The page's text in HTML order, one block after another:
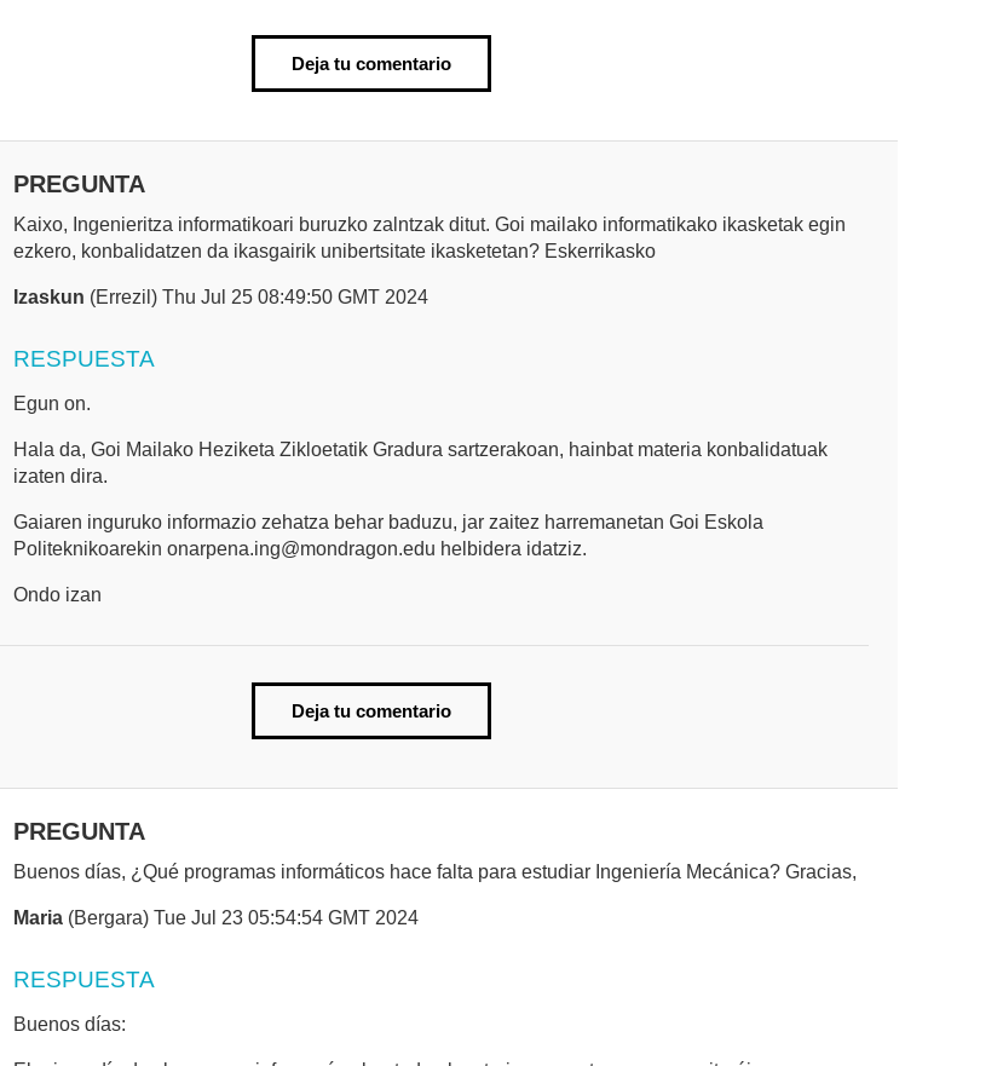
Deja tu comentario
PREGUNTA
Kaixo, Ingenieritza informatikoari buruzko zalntzak ditut. Goi mailako informatikako ikasketak egin
ezkero, konbalidatzen da ikasgairik unibertsitate ikasketetan? Eskerrikasko
Izaskun (Errezil) Thu Jul 25 08:49:50 GMT 2024
RESPUESTA
Egun on.
Hala da, Goi Mailako Heziketa Zikloetatik Gradura sartzerakoan, hainbat materia konbalidatuak
izaten dira.
Gaiaren inguruko informazio zehatza behar baduzu, jar zaitez harremanetan Goi Eskola
Politeknikoarekin onarpena.ing@mondragon.edu helbidera idatziz.
Ondo izan
Deja tu comentario
PREGUNTA
Buenos días, ¿Qué programas informáticos hace falta para estudiar Ingeniería Mecánica? Gracias,
Maria (Bergara) Tue Jul 23 05:54:54 GMT 2024
RESPUESTA
Buenos días: